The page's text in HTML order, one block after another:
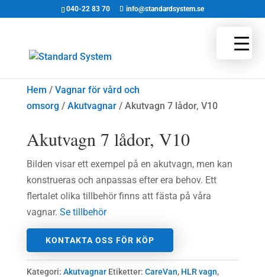
040-22 83 70 info@standardsystem.se
Hem / Vagnar för vård och
omsorg / Akutvagnar/ Akutvagn 7 lådor, V10
Akutvagn 7 lådor, V10
Bilden visar ett exempel på en akutvagn, men kan
konstrueras och anpassas efter era behov. Ett
flertalet olika tillbehör finns att fästa på våra
vagnar. Se tillbehör
KONTAKTA OSS FÖR KÖP
Kategori: Akutvagnar Etiketter: CareVan, HLR vagn,